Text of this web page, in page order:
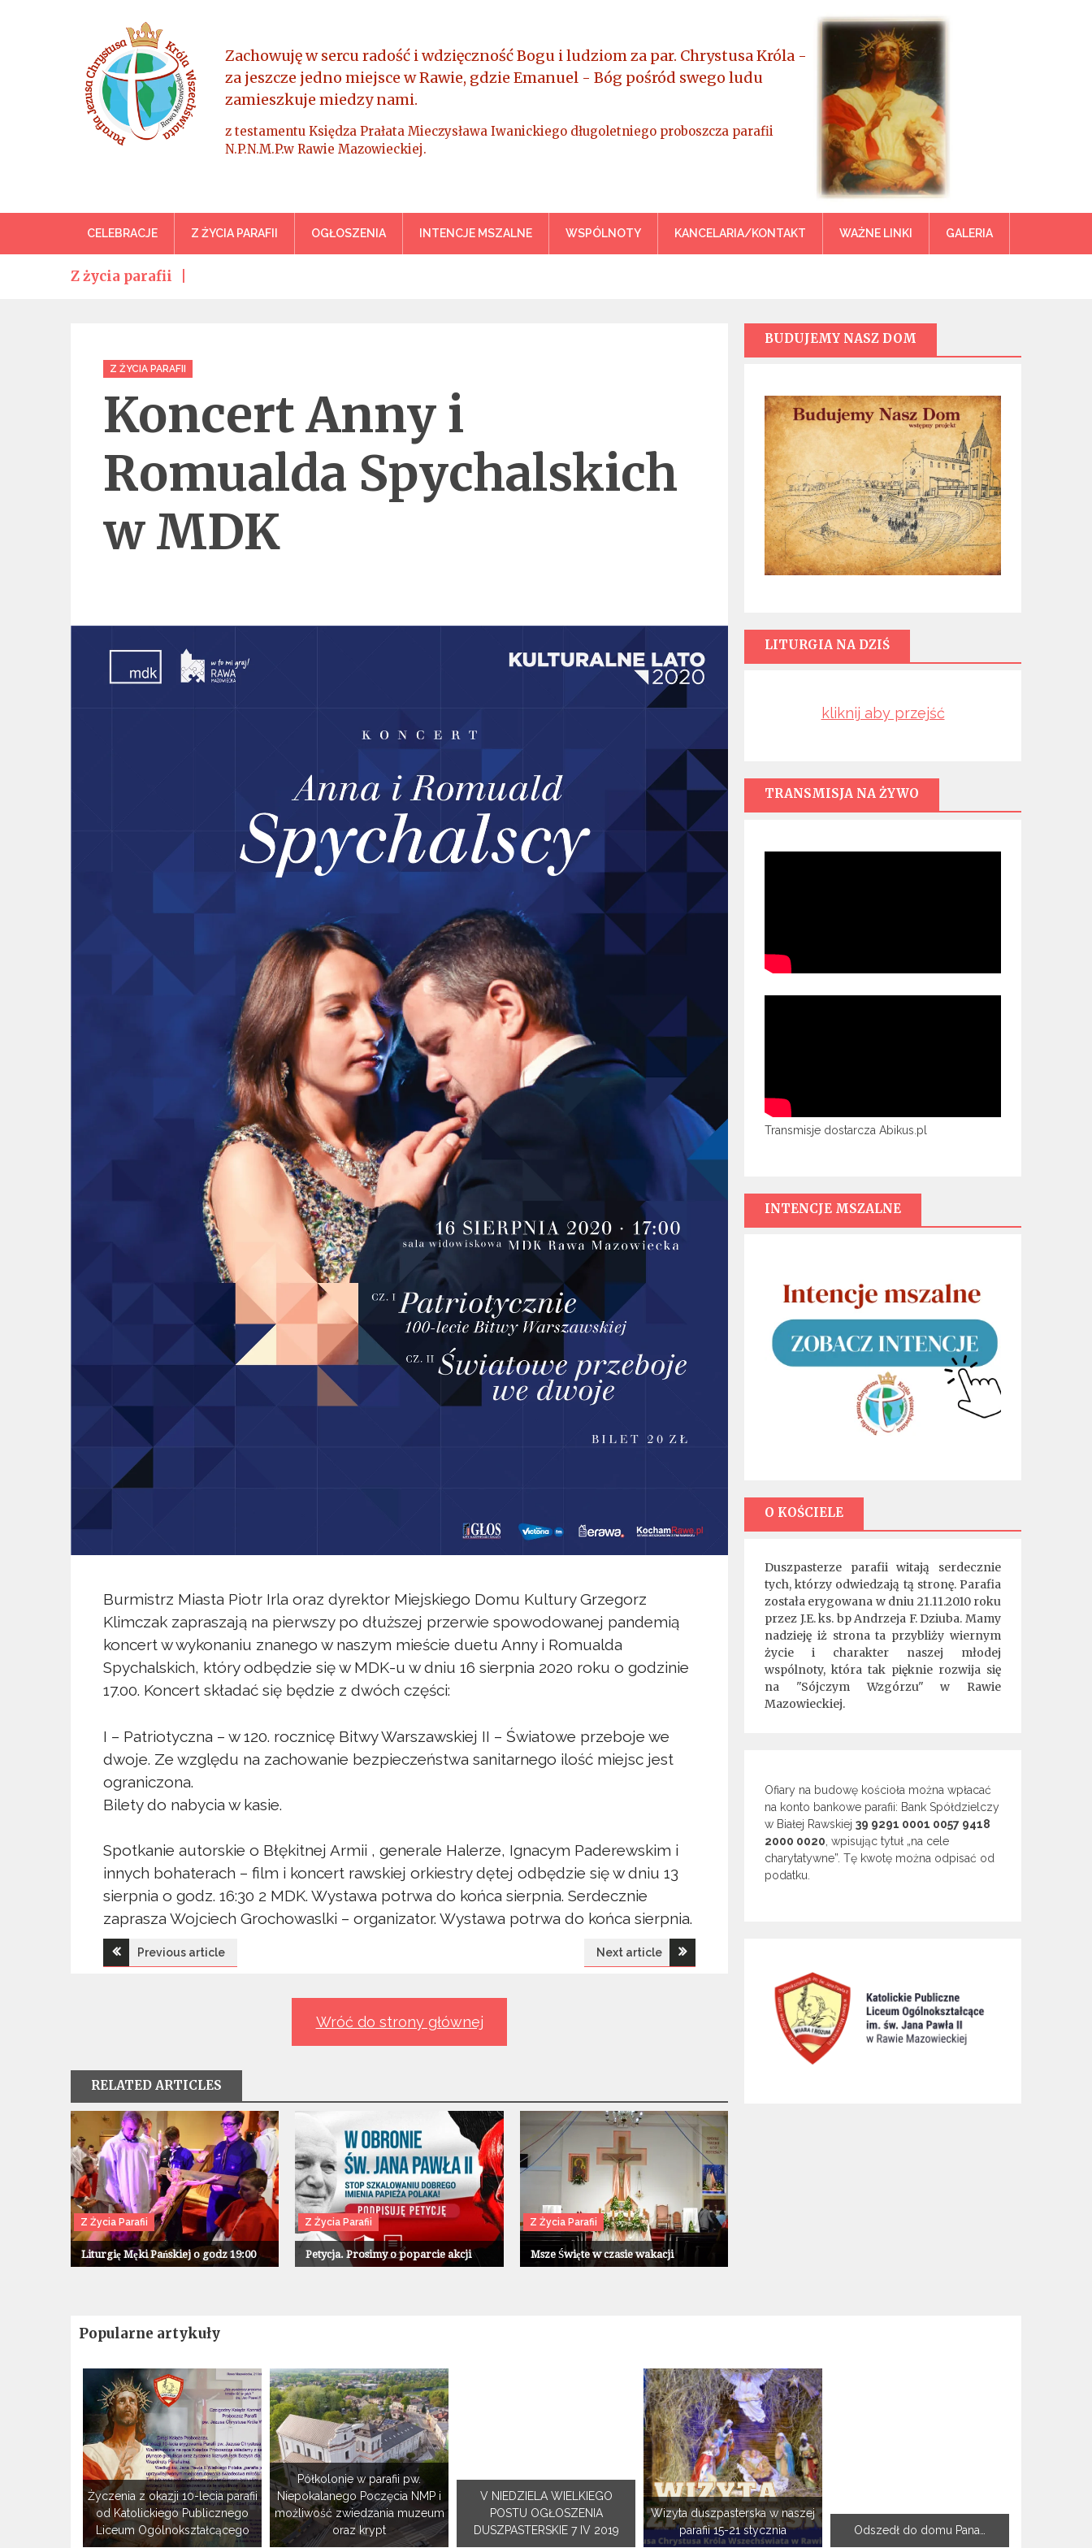
Parafia Jezusa Chrystusa Króla Wszechświata – Rawa Mazowiecka
Zachowuję w sercu radość i wdzięczność Bogu i ludziom za par. Chrystusa Króla -
za jeszcze jedno miejsce w Rawie, gdzie Emanuel - Bóg pośród swego ludu
zamieszkuje miedzy nami.
z testamentu Księdza Prałata Mieczysława Iwanickiego długoletniego proboszcza parafii
N.P.N.M.P.w Rawie Mazowieckiej.
CELEBRACJE Z ŻYCIA PARAFII OGŁOSZENIA INTENCJE MSZALNE WSPÓLNOTY KANCELARIA/KONTAKT WAŻNE LINKI GALERIA
Z życia parafii
Categories
Z ŻYCIA PARAFII
Koncert Anny i
Romualda Spychalskich
w MDK
Burmistrz Miasta Piotr Irla oraz dyrektor Miejskiego Domu Kultury Grzegorz
Klimczak zapraszają na pierwszy po dłuższej przerwie spowodowanej pandemią
koncert w wykonaniu znanego w naszym mieście duetu Anny i Romualda
Spychalskich, który odbędzie się w MDK-u w dniu 16 sierpnia 2020 roku o godzinie
17.00. Koncert składać się będzie z dwóch części:
I – Patriotyczna – w 120. rocznicę Bitwy Warszawskiej II – Światowe przeboje we
dwoje. Ze względu na zachowanie bezpieczeństwa sanitarnego ilość miejsc jest
ograniczona.
Bilety do nabycia w kasie.
Spotkanie autorskie o Błękitnej Armii , generale Halerze, Ignacym Paderewskim i
innych bohaterach – film i koncert rawskiej orkiestry dętej odbędzie się w dniu 13
sierpnia o godz. 16:30 2 MDK. Wystawa potrwa do końca sierpnia. Serdecznie
zaprasza Wojciech Grochowaslki – organizator. Wystawa potrwa do końca sierpnia.
Nawigacja
Previous article Next article
Wróć do strony głównej
RELATED ARTICLES
Z Życia Parafii
Liturgię Męki Pańskiej o godz 19:00
Z Życia Parafii
Petycja. Prosimy o poparcie akcji
Z Życia Parafii
Msze Święte w czasie wakacji
BUDUJEMY NASZ DOM
LITURGIA NA DZIŚ
kliknij aby przejść
TRANSMISJA NA ŻYWO
Transmisje dostarcza Abikus.pl
INTENCJE MSZALNE
O KOŚCIELE
Duszpasterze parafii witają serdecznie
tych, którzy odwiedzają tą stronę. Parafia
została erygowana w dniu 21.11.2010 roku
przez J.E. ks. bp Andrzeja F. Dziuba. Mamy
nadzieję iż strona ta przybliży wiernym
życie i charakter naszej młodej
wspólnoty, która tak pięknie rozwija się
na "Sójczym Wzgórzu" w Rawie
Mazowieckiej.
Ofiary na budowę kościoła można wpłacać
na konto bankowe parafii: Bank Spółdzielczy
w Białej Rawskiej 39 9291 0001 0057 9418
2000 0020 , wpisując tytuł „na cele
charytatywne”. Tę kwotę można odpisać od
podatku.
Popularne artykuły
Życzenia z okazji 10-lecia parafii
od Katolickiego Publicznego
Liceum Ogólnokształcącego
Półkolonie w parafii pw.
Niepokalanego Poczęcia NMP i
możliwość zwiedzania muzeum
oraz krypt
V NIEDZIELA WIELKIEGO
POSTU OGŁOSZENIA
DUSZPASTERSKIE 7 IV 2019
Wizyta duszpasterska w naszej
parafii 15-21 stycznia
Odszedł do domu Pana…